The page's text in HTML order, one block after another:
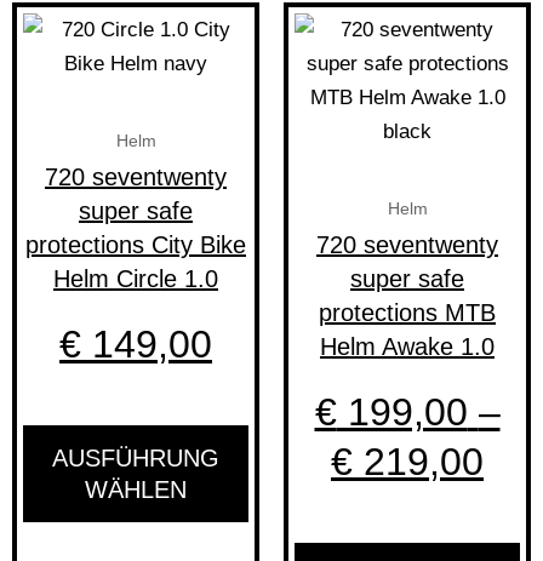
Helm
720 seventwenty
super safe
protections City Bike
Helm Circle 1.0
€ 149,00
AUSFÜHRUNG
WÄHLEN
Dieses
Produkt
Optionen
Produktseite
gewählt
Helm
720 seventwenty
super safe
protections MTB
Helm Awake 1.0
€199,00 –
€ 219,00
€